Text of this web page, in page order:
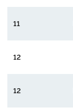
11
12
12